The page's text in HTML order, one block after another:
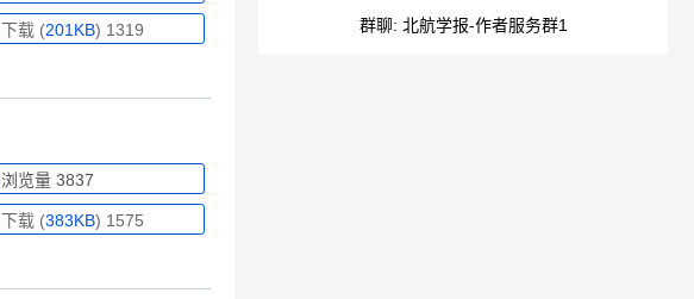
下载 (201KB) 1319
浏览量 3837
下载 (383KB) 1575
群聊: 北航学报-作者服务群1